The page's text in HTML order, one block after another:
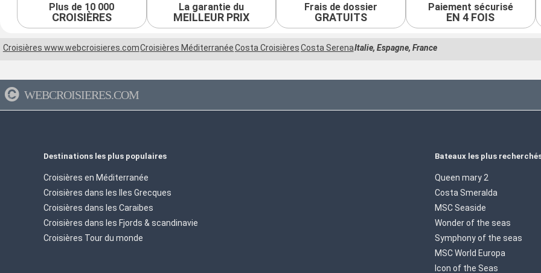
Plus de 10 000
CROISIÈRES
La garantie du
MEILLEUR PRIX
Frais de dossier
GRATUITS
Paiement sécurisé
EN 4 FOIS
Croisières www.webcroisieres.comCroisières MéditerranéeCosta CroisièresCosta SerenaItalie, Espagne, France
WEBCROISIERES.COM
Destinations les plus populaires
Croisières en Méditerranée
Croisières dans les Iles Grecques
Croisières dans les Caraibes
Croisières dans les Fjords & scandinavie
Croisières Tour du monde
Bateaux les plus
Queen mary 2
Costa Smeralda
MSC Seaside
Wonder of the seas
Symphony of the seas
MSC World Europa
Icon of the Seas